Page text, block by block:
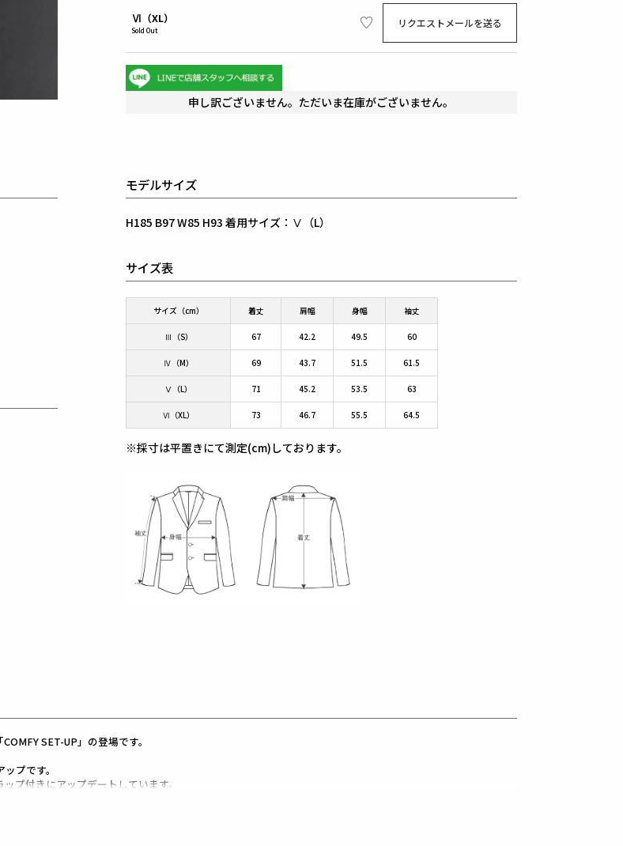
Ⅵ（XL）
Sold Out
リクエストメールを送る
申し訳ございません。ただいま在庫がございません。
モデルサイズ
H185 B97 W85 H93 着用サイズ：Ⅴ（L）
サイズ表
サイズ（cm） 着丈 肩幅 身幅 袖丈
Ⅲ（S） 67 42.2 49.5 60
Ⅳ（M） 69 43.7 51.5 61.5
Ⅴ（L） 71 45.2 53.5 63
Ⅵ（XL） 73 46.7 55.5 64.5
※採寸は平置きにて測定(cm)しております。
SET-UP」の登場です。
プです。
プ付きにアップデートしています。